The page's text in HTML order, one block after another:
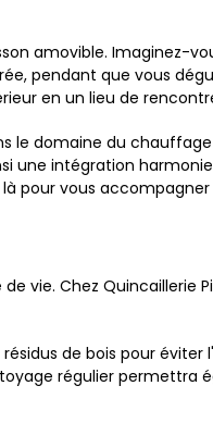
amovible. Imaginez-
pendant que vous
en un lieu de
le domaine du
une intégration
pour vous
vie. Chez Quincaillerie
de bois pour
régulier permettra